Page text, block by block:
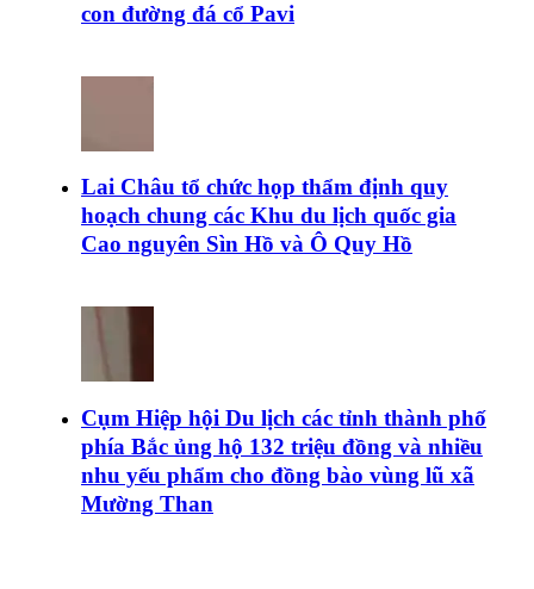
con đường đá cổ Pavi
Lai Châu tổ chức họp thẩm định quy
hoạch chung các Khu du lịch quốc gia
Cao nguyên Sìn Hồ và Ô Quy Hồ
Cụm Hiệp hội Du lịch các tỉnh thành phố
phía Bắc ủng hộ 132 triệu đồng và nhiều
nhu yếu phẩm cho đồng bào vùng lũ xã
Mường Than